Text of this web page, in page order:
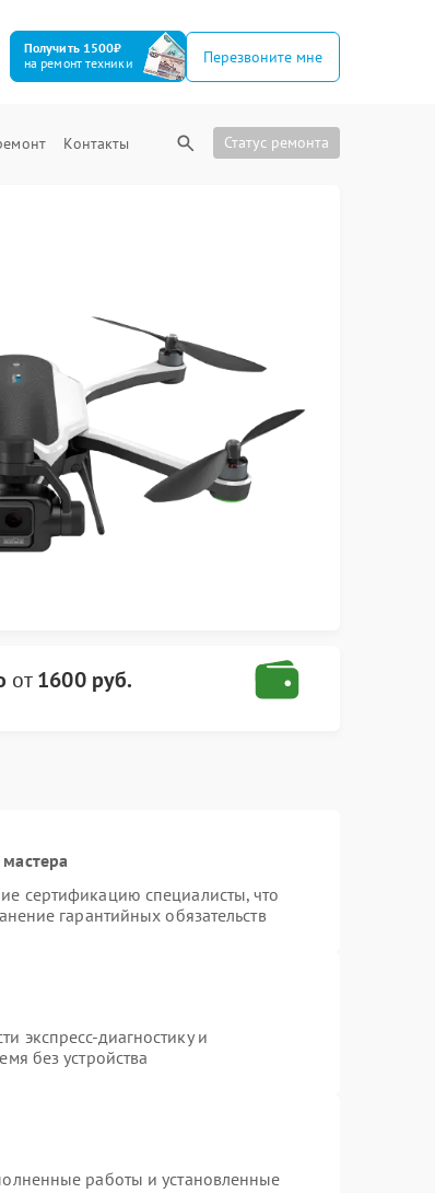
Получить 1500₽
на ремонт техники
Перезвоните мне
Контакты Статус ремонта
от1600 руб.
сертификацию специалисты, что
гарантийных обязательств
экспресс-диагностику и
без устройства
работы и установленные